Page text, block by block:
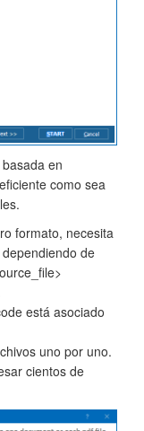
en
como sea
formato, necesita
de
está asociado
uno por uno.
cientos de